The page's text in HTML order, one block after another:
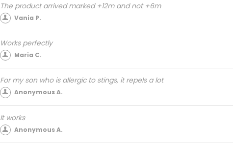
The product arrived marked +12m and not +6m
Vania P.
Works perfectly
Maria C.
For my son who is allergic to stings, it repels a lot
Anonymous A.
It works
Anonymous A.